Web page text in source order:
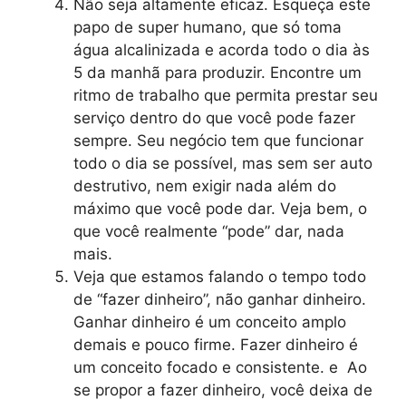
Não seja altamente eficaz. Esqueça este
papo de super humano, que só toma
água alcalinizada e acorda todo o dia às
5 da manhã para produzir. Encontre um
ritmo de trabalho que permita prestar seu
serviço dentro do que você pode fazer
sempre. Seu negócio tem que funcionar
todo o dia se possível, mas sem ser auto
destrutivo, nem exigir nada além do
máximo que você pode dar. Veja bem, o
que você realmente “pode” dar, nada
mais.
Veja que estamos falando o tempo todo
de “fazer dinheiro”, não ganhar dinheiro.
Ganhar dinheiro é um conceito amplo
demais e pouco firme. Fazer dinheiro é
um conceito focado e consistente. e Ao
se propor a fazer dinheiro, você deixa de